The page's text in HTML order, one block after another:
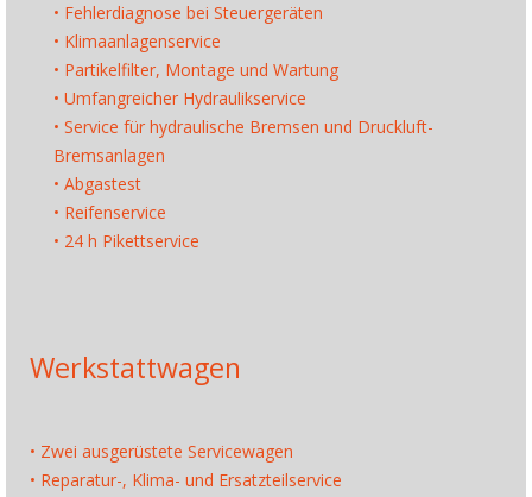
• Fehlerdiagnose bei Steuergeräten
• Klimaanlagenservice
• Partikelfilter, Montage und Wartung
• Umfangreicher Hydraulikservice
• Service für hydraulische Bremsen und Druckluft-
Bremsanlagen
• Abgastest
• Reifenservice
• 24 h Pikettservice
Werkstattwagen
• Zwei ausgerüstete Servicewagen
• Reparatur-, Klima- und Ersatzteilservice